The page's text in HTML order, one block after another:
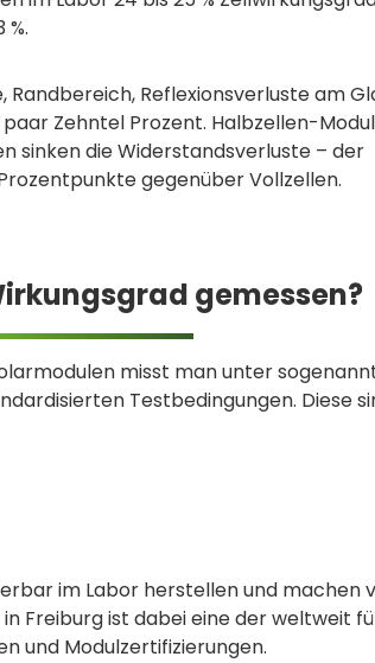
Randbereich, Reflexionsverluste am
Zehntel Prozent. Halbzellen-
sinken die Widerstandsverluste – der
gegenüber Vollzellen.
gemessen?
misst man unter
Testbedingungen. Diese
im Labor herstellen und machen
Freiburg ist dabei eine der weltweit
und Modulzertifizierungen.